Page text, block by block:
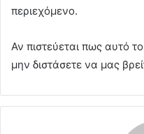
περιεχόμενο.
Αν πιστεύεται πως αυτό
μην διστάσετε να μας